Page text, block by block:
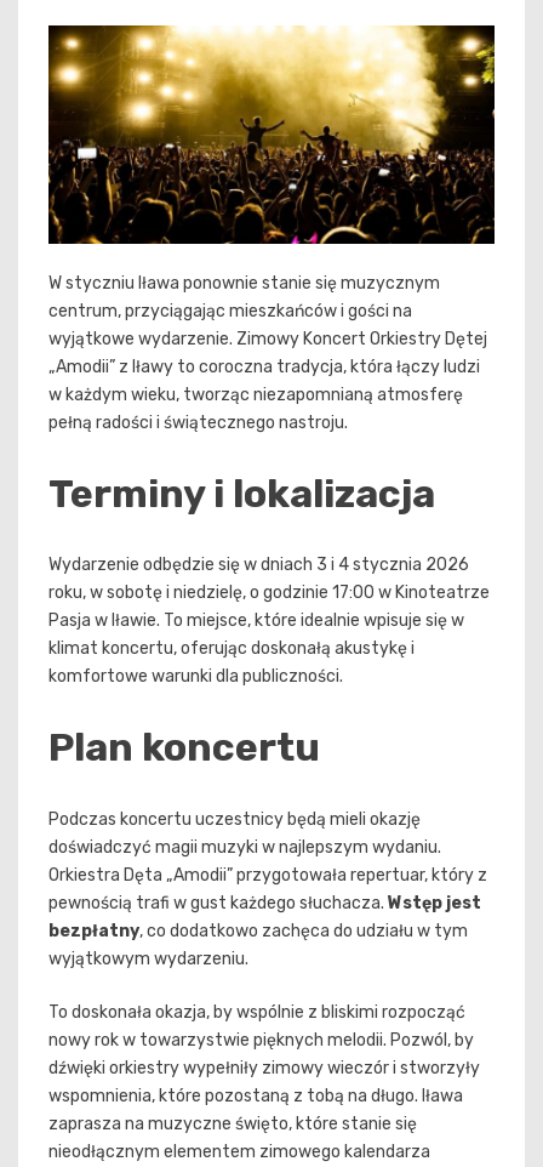
W styczniu Iława ponownie stanie się muzycznym
centrum, przyciągając mieszkańców i gości na
wyjątkowe wydarzenie. Zimowy Koncert Orkiestry Dętej
„Amodii” z Iławy to coroczna tradycja, która łączy ludzi
w każdym wieku, tworząc niezapomnianą atmosferę
pełną radości i świątecznego nastroju.
Terminy i lokalizacja
Wydarzenie odbędzie się w dniach 3 i 4 stycznia 2026
roku, w sobotę i niedzielę, o godzinie 17:00 w Kinoteatrze
Pasja w Iławie. To miejsce, które idealnie wpisuje się w
klimat koncertu, oferując doskonałą akustykę i
komfortowe warunki dla publiczności.
Plan koncertu
Podczas koncertu uczestnicy będą mieli okazję
doświadczyć magii muzyki w najlepszym wydaniu.
Orkiestra Dęta „Amodii” przygotowała repertuar, który z
pewnością trafi w gust każdego słuchacza. Wstęp jest
bezpłatny, co dodatkowo zachęca do udziału w tym
wyjątkowym wydarzeniu.
To doskonała okazja, by wspólnie z bliskimi rozpocząć
nowy rok w towarzystwie pięknych melodii. Pozwól, by
dźwięki orkiestry wypełniły zimowy wieczór i stworzyły
wspomnienia, które pozostaną z tobą na długo. Iława
zaprasza na muzyczne święto, które stanie się
nieodłącznym elementem zimowego kalendarza